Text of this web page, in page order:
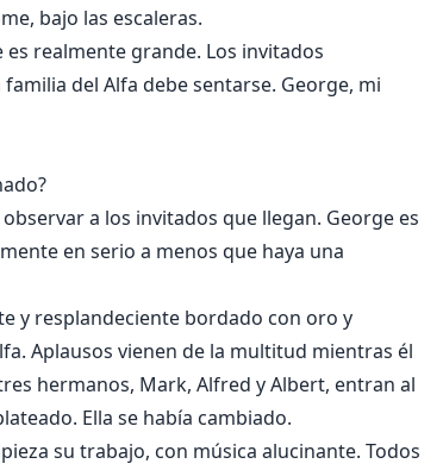
bajo las escaleras.
realmente grande. Los invitados
del Alfa debe sentarse. George, mi
a los invitados que llegan. George es
en serio a menos que haya una
y resplandeciente bordado con oro y
Aplausos vienen de la multitud mientras él
hermanos, Mark, Alfred y Albert, entran al
Ella se había cambiado.
su trabajo, con música alucinante. Todos